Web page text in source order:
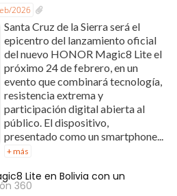
2026
Santa Cruz de la Sierra será el
epicentro del lanzamiento oficial
del nuevo HONOR Magic8 Lite el
próximo 24 de febrero, en un
evento que combinará tecnología,
resistencia extrema y
participación digital abierta al
público. El dispositivo,
presentado como un smartphone...
+ más
Lite en Bolivia con un
360